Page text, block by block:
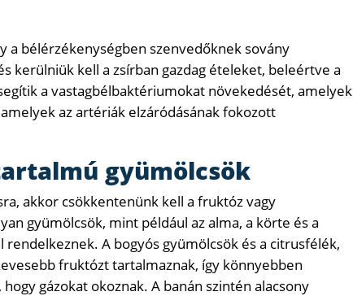
a bélérzékenységben szenvedőknek sovány
kerülniük kell a zsírban gazdag ételeket, beleértve a
a vastagbélbaktériumokat növekedését, amelyek
az artériák elzáródásának fokozott
gyümölcsök
akkor csökkentenünk kell a fruktóz vagy
gyümölcsök, mint például az alma, a körte és a
A bogyós gyümölcsök és a citrusfélék,
fruktózt tartalmaznak, így könnyebben
gázokat okoznak. A banán szintén alacsony